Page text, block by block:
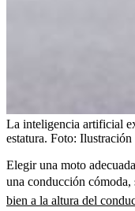
La inteligencia artificial
estatura. Foto: Ilustración
Elegir una moto
una conducción cómoda,
bien a la altura del